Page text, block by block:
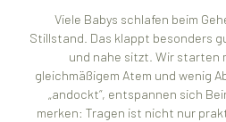
Viele Babys schlafen beim
Stillstand. Das klappt besonders
und nahe sitzt. Wir starten
gleichmäßigem Atem und wenig
„andockt“, entspannen sich
merken: Tragen ist nicht nur